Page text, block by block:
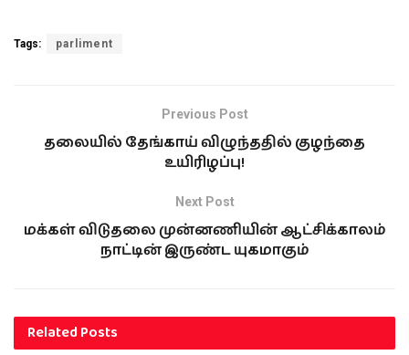
Tags: parliment
Previous Post
தலையில் தேங்காய் விழுந்ததில் குழந்தை
உயிரிழப்பு!
Next Post
மக்கள் விடுதலை முன்னணியின் ஆட்சிக்காலம்
நாட்டின் இருண்ட யுகமாகும்
RelatedPosts